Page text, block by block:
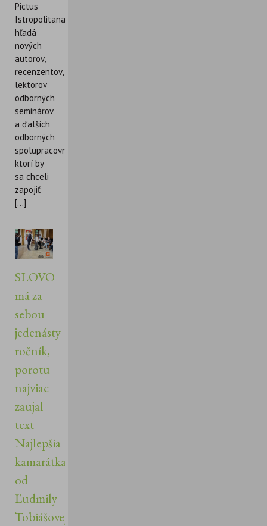
Pictus
Istropolitana
hľadá
nových
autorov,
recenzentov,
lektorov
odborných
seminárov
a ďalších
odborných
spolupracovníkov,
ktorí by
sa chceli
zapojiť
[...]
SLOVO
má za
sebou
jedenásty
ročník,
porotu
najviac
zaujal
text
Najlepšia
kamarátka
od
Ľudmily
Tobiášovej